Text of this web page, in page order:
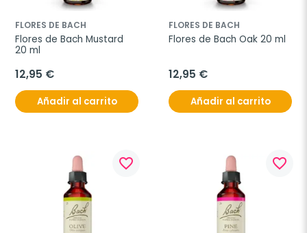
FLORES DE BACH
Flores de Bach Mustard
20 ml
12,95 €
Añadir al carrito
FLORES DE BACH
Flores de Bach Oak 20 ml
12,95 €
Añadir al carrito
favorite_border favorite_border